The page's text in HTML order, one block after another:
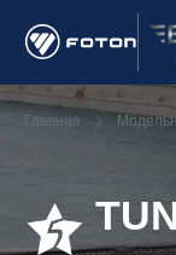
Главная